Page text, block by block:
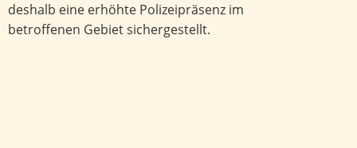
deshalb eine erhöhte Polizeipräsenz im
betroffenen Gebiet sichergestellt.